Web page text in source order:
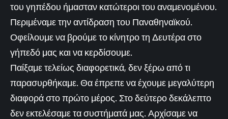
του γηπέδου ήμασταν κατώτεροι του αναμενομένου.
Περιμέναμε την αντίδραση του Παναθηναϊκού.
Οφείλουμε να βρούμε το κίνητρο τη Δευτέρα στο
γήπεδό μας και να κερδίσουμε.
Παίξαμε τελείως διαφορετικά, δεν ξέρω από τι
παρασυρθήκαμε. Θα έπρεπε να έχουμε μεγαλύτερη
διαφορά στο πρώτο μέρος. Στο δεύτερο δεκάλεπτο
δεν εκτελέσαμε τα συστήματά μας. Αρχίσαμε να